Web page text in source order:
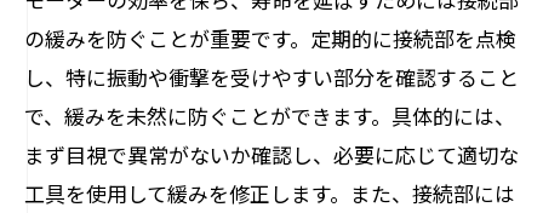
の緩みを防ぐことが重要です。定期的に接続部を点検
し、特に振動や衝撃を受けやすい部分を確認すること
で、緩みを未然に防ぐことができます。具体的には、
まず目視で異常がないか確認し、必要に応じて適切な
工具を使用して緩みを修正します。また、接続部には